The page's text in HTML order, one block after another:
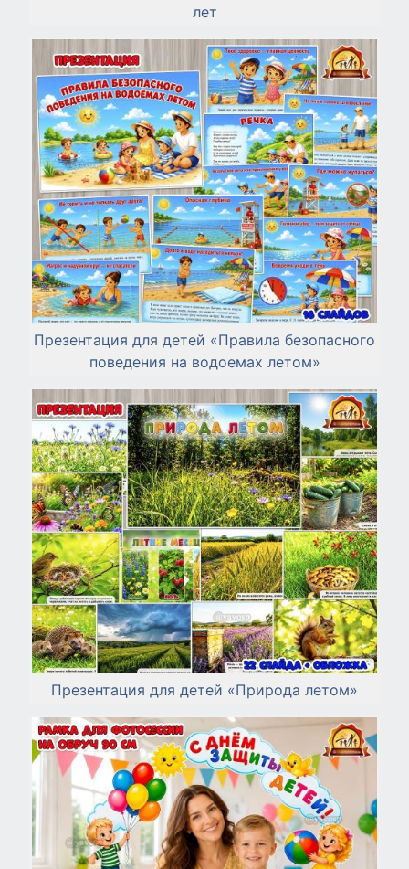
лет
Презентация для детей «Правила безопасного
поведения на водоемах летом»
Презентация для детей «Природа летом»